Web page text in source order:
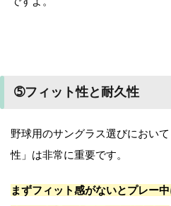
➄フィット性と耐久性
野球用のサングラス選びにおい
性」は非常に重要です。
まずフィット感がないとプレー